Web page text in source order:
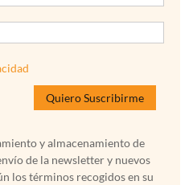
y almacenamiento de
de la newsletter y nuevos
los términos recogidos en su